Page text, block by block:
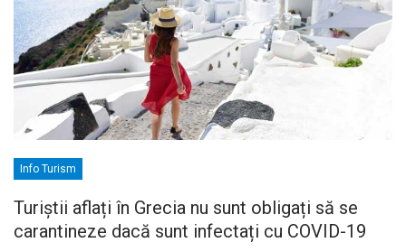
Info Turism
Turiștii aflați în Grecia nu sunt obligați să se
carantineze dacă sunt infectați cu COVID-19